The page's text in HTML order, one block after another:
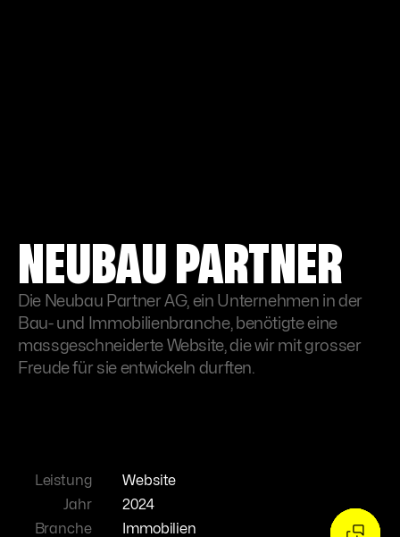
NEUBAU PARTNER
Die Neubau Partner AG, ein Unternehmen in der
Bau- und Immobilienbranche, benötigte eine
massgeschneiderte Website, die wir mit grosser
Freude für sie entwickeln durften.
Leistung
Website
Jahr
2024
Branche
Immobilien